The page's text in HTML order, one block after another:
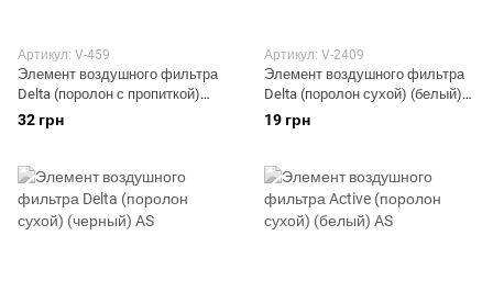
Артикул: V-459
Элемент воздушного фильтра
Delta (поролон с пропиткой)
(черный) AS
32 грн
Артикул: V-2409
Элемент воздушного фильтра
Delta (поролон сухой) (белый)
CJl
19 грн